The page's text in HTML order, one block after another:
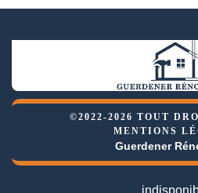
©2022-2026 TOUT
MENTIONS
Guerdener